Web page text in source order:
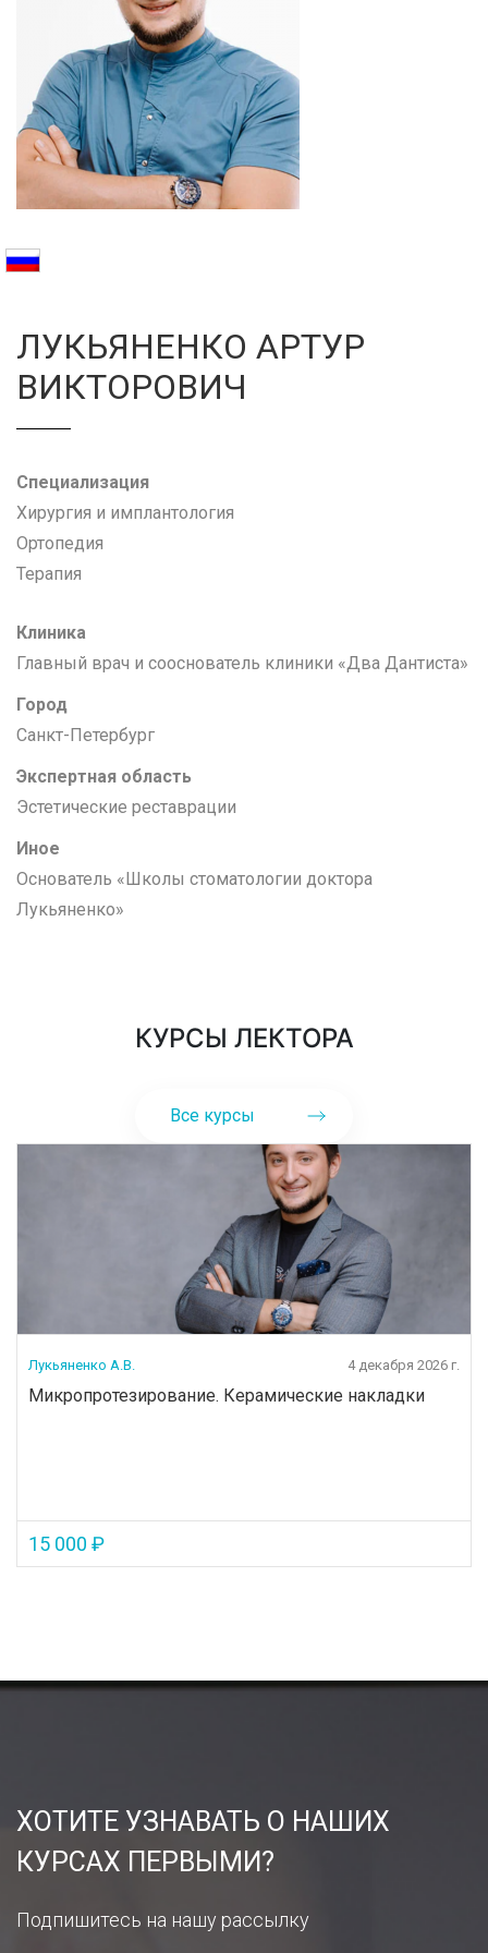
Контакты
ЛУКЬЯНЕНКО АРТУР
ВИКТОРОВИЧ
Специализация
Хирургия и имплантология
Ортопедия
Терапия
Клиника
Главный врач и сооснователь клиники «Два Дантиста»
Город
Санкт-Петербург
Экспертная область
Эстетические реставрации
Иное
Основатель «Школы стоматологии доктора
Лукьяненко»
КУРСЫ ЛЕКТОРА
Все курсы
Лукьяненко А.В. 4 декабря 2026 г.
Микропротезирование. Керамические накладки
15 000 ₽
ХОТИТЕ УЗНАВАТЬ О НАШИХ
КУРСАХ ПЕРВЫМИ?
Подпишитесь на нашу рассылку